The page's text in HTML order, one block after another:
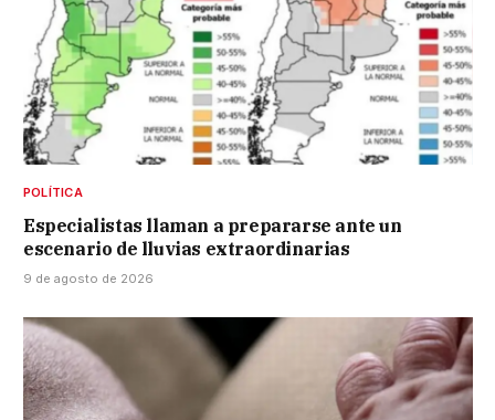
POLÍTICA
Especialistas llaman a prepararse ante un
escenario de lluvias extraordinarias
9 de agosto de 2026